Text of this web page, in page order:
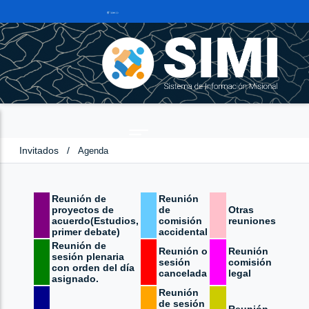
Invitados / Agenda
Reunión de
proyectos de
acuerdo(Estudios,
primer debate)
Reunión
de
comisión
accidental
Otras
reuniones
Reunión de
sesión plenaria
con orden del día
asignado.
Reunión o
sesión
cancelada
Reunión
comisión
legal
Reunión
de sesión